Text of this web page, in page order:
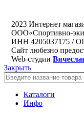
2023 Интернет
ООО«Спортивно-
ИНН 4205037175 /
Сайт любезно
Web-студии
Закрыть
Каталоги
Инфо